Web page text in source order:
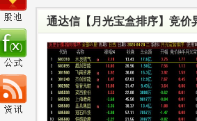
通达信【月光宝盒排序】竞价